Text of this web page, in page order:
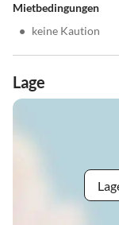
Mietbedingungen
• keine Kaution
Lage